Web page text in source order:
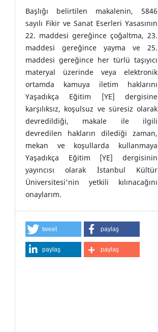
Başlığı belirtilen makalenin, 5846
sayılı Fikir ve Sanat Eserleri Yasasının
22. maddesi gereğince çoğaltma, 23.
maddesi gereğince yayma ve 25.
maddesi gereğince her türlü taşıyıcı
materyal üzerinde veya elektronik
ortamda kamuya iletim haklarını
Yaşadıkça Eğitim [YE] dergisine
karşılıksız, koşulsuz ve süresiz olarak
devredildiği, makale ile ilgili
devredilen hakların dilediği zaman,
mekan ve koşullarda kullanmaya
Yaşadıkça Eğitim [YE] dergisinin
yayıncısı olarak İstanbul Kültür
Üniversitesi'nin yetkili kılınacağını
onaylarım.
tweet paylaş
paylaş paylaş